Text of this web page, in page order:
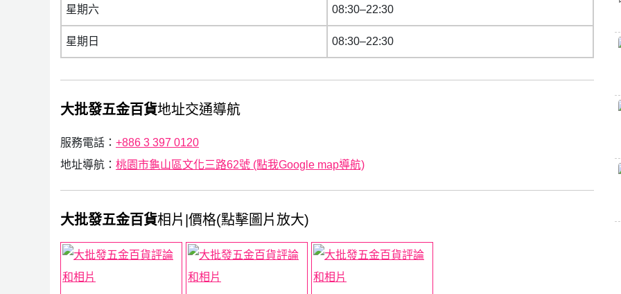
星期六 08:30–22:30
星期日 08:30–22:30
大批發五金百貨地址交通導航
服務電話： +886 3 397 0120
地址導航： 桃園市龜山區文化三路62號 (點我Google map導航)
大批發五金百貨相片|價格(點擊圖片放大)